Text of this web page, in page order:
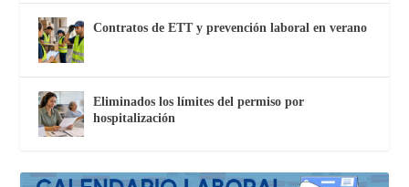
Contratos de ETT y prevención laboral en verano
Eliminados los límites del permiso por
hospitalización